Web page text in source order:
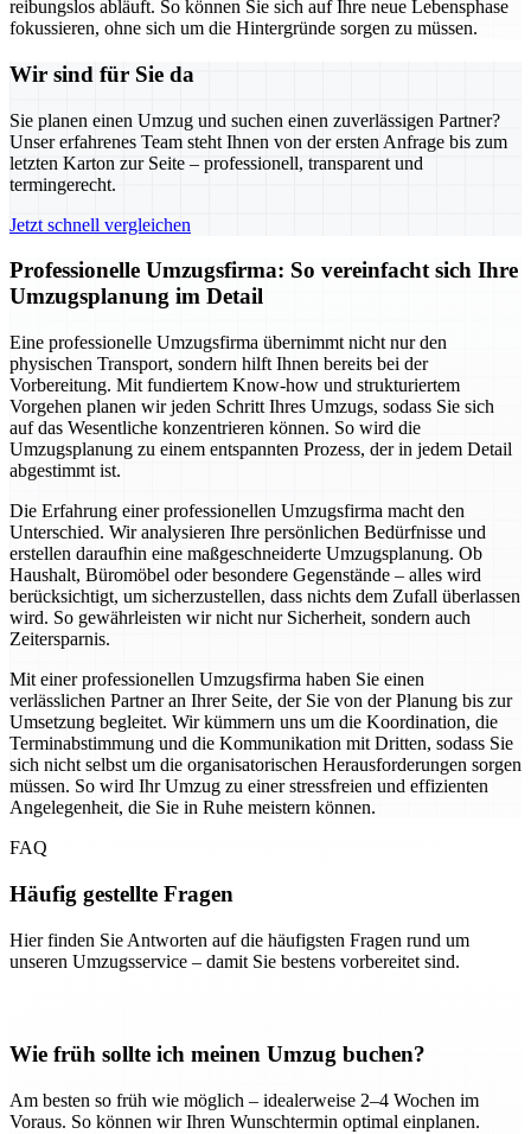
reibungslos abläuft. So können Sie sich auf Ihre neue Lebensphase
fokussieren, ohne sich um die Hintergründe sorgen zu müssen.
Wir sind für Sie da
Sie planen einen Umzug und suchen einen zuverlässigen Partner?
Unser erfahrenes Team steht Ihnen von der ersten Anfrage bis zum
letzten Karton zur Seite – professionell, transparent und
termingerecht.
Jetzt schnell vergleichen
Professionelle Umzugsfirma: So vereinfacht sich Ihre
Umzugsplanung im Detail
Eine professionelle Umzugsfirma übernimmt nicht nur den
physischen Transport, sondern hilft Ihnen bereits bei der
Vorbereitung. Mit fundiertem Know-how und strukturiertem
Vorgehen planen wir jeden Schritt Ihres Umzugs, sodass Sie sich
auf das Wesentliche konzentrieren können. So wird die
Umzugsplanung zu einem entspannten Prozess, der in jedem Detail
abgestimmt ist.
Die Erfahrung einer professionellen Umzugsfirma macht den
Unterschied. Wir analysieren Ihre persönlichen Bedürfnisse und
erstellen daraufhin eine maßgeschneiderte Umzugsplanung. Ob
Haushalt, Büromöbel oder besondere Gegenstände – alles wird
berücksichtigt, um sicherzustellen, dass nichts dem Zufall überlassen
wird. So gewährleisten wir nicht nur Sicherheit, sondern auch
Zeitersparnis.
Mit einer professionellen Umzugsfirma haben Sie einen
verlässlichen Partner an Ihrer Seite, der Sie von der Planung bis zur
Umsetzung begleitet. Wir kümmern uns um die Koordination, die
Terminabstimmung und die Kommunikation mit Dritten, sodass Sie
sich nicht selbst um die organisatorischen Herausforderungen sorgen
müssen. So wird Ihr Umzug zu einer stressfreien und effizienten
Angelegenheit, die Sie in Ruhe meistern können.
FAQ
Häufig gestellte Fragen
Hier finden Sie Antworten auf die häufigsten Fragen rund um
unseren Umzugsservice – damit Sie bestens vorbereitet sind.
Wie früh sollte ich meinen Umzug buchen?
Am besten so früh wie möglich – idealerweise 2–4 Wochen im
Voraus. So können wir Ihren Wunschtermin optimal einplanen.